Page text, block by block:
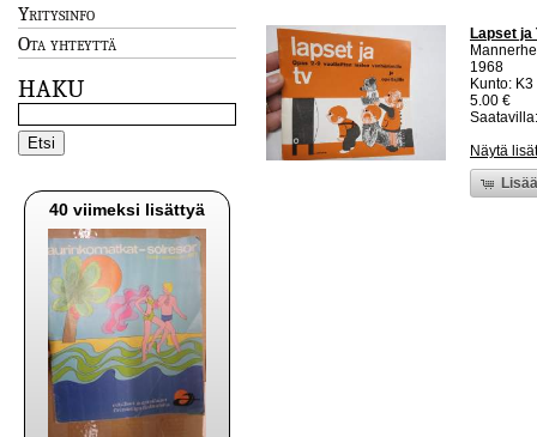
Yritysinfo
Ota yhteyttä
HAKU
40 viimeksi lisättyä
Lapset
1968
Kunto:
5.00 €
Näytä